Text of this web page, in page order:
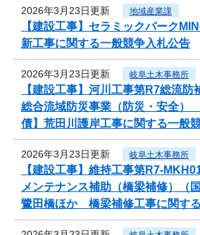
2026年3月23日更新 地域産業課
【建設工事】セラミックパーク
新工事に関する一般競争入札公告
2026年3月23日更新 岐阜土木事務所
【建設工事】河川工事第R7総流
総合流域防災事業（防災・安全）
債】荒田川護岸工事に関する一般
2026年3月23日更新 岐阜土木事務所
【建設工事】維持工事第R7-
メンテナンス補助（橋梁補修）（
鷺田橋ほか 橋梁補修工事に関す